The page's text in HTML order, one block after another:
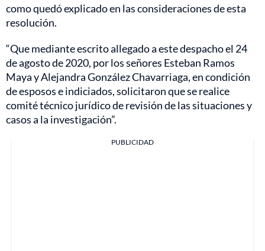
como quedó explicado en las consideraciones de esta
resolución.
“Que mediante escrito allegado a este despacho el 24
de agosto de 2020, por los señores Esteban Ramos
Maya y Alejandra González Chavarriaga, en condición
de esposos e indiciados, solicitaron que se realice
comité técnico jurídico de revisión de las situaciones y
casos a la investigación”.
PUBLICIDAD